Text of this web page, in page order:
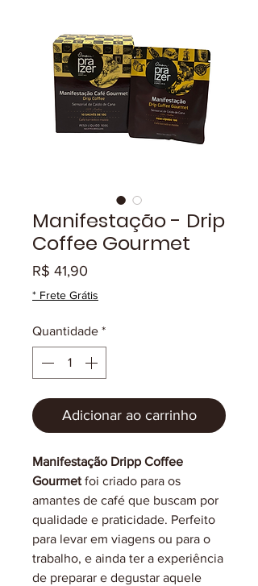
Manifestação - Drip
Coffee Gourmet
R$ 41,90
* Frete Grátis
Quantidade *
Adicionar ao carrinho
Manifestação Dripp Coffee
Gourmet foi criado para os
amantes de café que buscam por
qualidade e praticidade. Perfeito
para levar em viagens ou para o
trabalho, e ainda ter a experiência
de preparar e degustar aquele